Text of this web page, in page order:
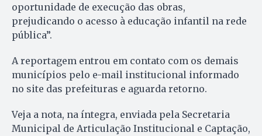
oportunidade de execução das obras,
prejudicando o acesso à educação infantil na rede
pública”.
A reportagem entrou em contato com os demais
municípios pelo e-mail institucional informado
no site das prefeituras e aguarda retorno.
Veja a nota, na íntegra, enviada pela Secretaria
Municipal de Articulação Institucional e Captação,